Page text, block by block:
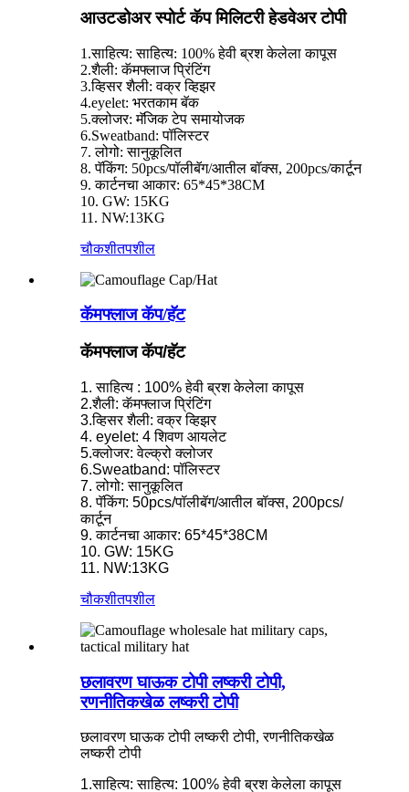
आउटडोअर स्पोर्ट कॅप मिलिटरी हेडवेअर टोपी
1.साहित्य: साहित्य: 100% हेवी ब्रश केलेला कापूस
2.शैली: कॅमफ्लाज प्रिंटिंग
3.व्हिसर शैली: वक्र व्हिझर
4.eyelet: भरतकाम बॅक
5.क्लोजर: मॅजिक टेप समायोजक
6.Sweatband: पॉलिस्टर
7. लोगो: सानुकूलित
8. पॅकिंग: 50pcs/पॉलीबॅग/आतील बॉक्स, 200pcs/कार्टून
9. कार्टनचा आकार: 65*45*38CM
10. GW: 15KG
11. NW:13KG
चौकशीतपशील
कॅमफ्लाज कॅप/हॅट
कॅमफ्लाज कॅप/हॅट
1. साहित्य : 100% हेवी ब्रश केलेला कापूस
2.शैली: कॅमफ्लाज प्रिंटिंग
3.व्हिसर शैली: वक्र व्हिझर
4. eyelet: 4 शिवण आयलेट
5.क्लोजर: वेल्क्रो क्लोजर
6.Sweatband: पॉलिस्टर
7. लोगो: सानुकूलित
8. पॅकिंग: 50pcs/पॉलीबॅग/आतील बॉक्स, 200pcs/
कार्टून
9. कार्टनचा आकार: 65*45*38CM
10. GW: 15KG
11. NW:13KG
चौकशीतपशील
छलावरण घाऊक टोपी लष्करी टोपी,
रणनीतिकखेळ लष्करी टोपी
छलावरण घाऊक टोपी लष्करी टोपी, रणनीतिकखेळ
लष्करी टोपी
1.साहित्य: साहित्य: 100% हेवी ब्रश केलेला कापूस